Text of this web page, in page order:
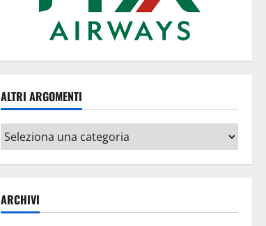
ALTRI ARGOMENTI
Altri
argomenti
ARCHIVI